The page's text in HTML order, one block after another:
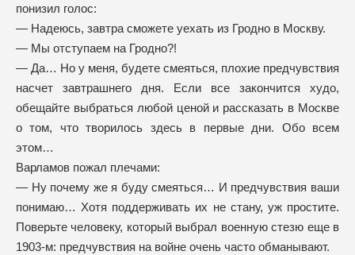
понизил голос:
— Надеюсь, завтра сможете уехать из Гродно в Москву.
— Мы отступаем на Гродно?!
— Да… Но у меня, будете смеяться, плохие предчувствия
насчет завтрашнего дня. Если все закончится худо,
обещайте выбраться любой ценой и рассказать в Москве
о том, что творилось здесь в первые дни. Обо всем
этом…
Варламов пожал плечами:
— Ну почему же я буду смеяться… И предчувствия ваши
понимаю… Хотя поддерживать их не стану, уж простите.
Поверьте человеку, который выбрал военную стезю еще в
1903-м: предчувствия на войне очень часто обманывают.